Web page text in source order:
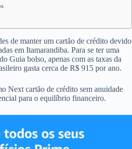
de manter um cartão de crédito devido
em Itamarandiba. Para se ter uma
Guia bolso, apenas com as taxas da
gasta cerca de R$ 915 por ano.
Next cartão de crédito sem anuidade
para o equilíbrio financeiro.